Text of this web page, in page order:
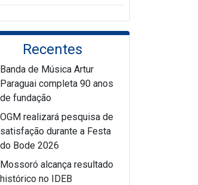
Recentes
Banda de Música Artur
Paraguai completa 90 anos
de fundação
OGM realizará pesquisa de
satisfação durante a Festa
do Bode 2026
Mossoró alcança resultado
histórico no IDEB